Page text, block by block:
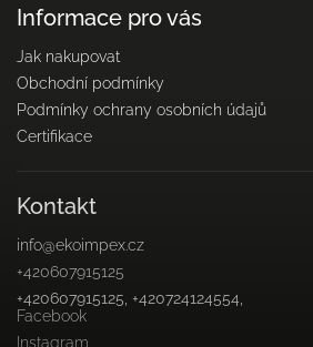
Informace pro vás
Jak nakupovat
Obchodní podmínky
Podmínky ochrany osobních údajů
Certifikace
Kontakt
info@ekoimpex.cz
+420607915125
+420607915125, +420724124554,
Facebook
Instagram